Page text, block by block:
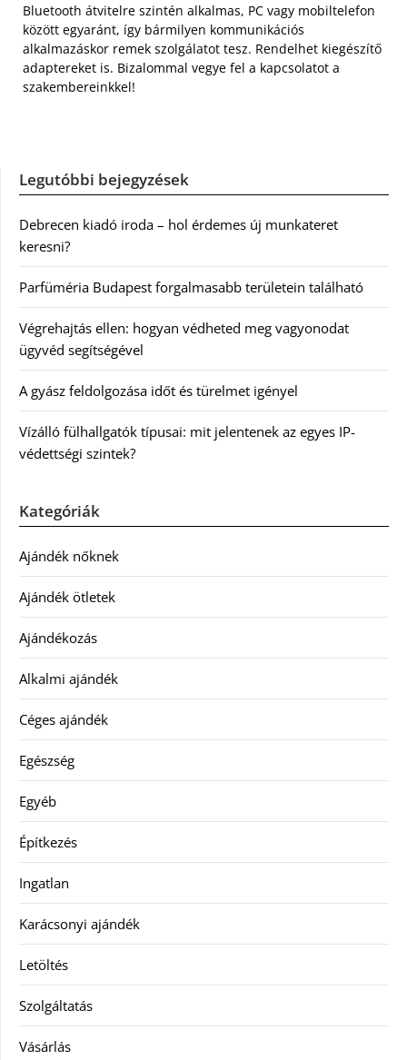
Bluetooth átvitelre szintén alkalmas, PC vagy mobiltelefon
között egyaránt, így bármilyen kommunikációs
alkalmazáskor remek szolgálatot tesz. Rendelhet kiegészítő
adaptereket is. Bizalommal vegye fel a kapcsolatot a
szakembereinkkel!
Legutóbbi bejegyzések
Debrecen kiadó iroda – hol érdemes új munkateret
keresni?
Parfüméria Budapest forgalmasabb területein található
Végrehajtás ellen: hogyan védheted meg vagyonodat
ügyvéd segítségével
A gyász feldolgozása időt és türelmet igényel
Vízálló fülhallgatók típusai: mit jelentenek az egyes IP-
védettségi szintek?
Kategóriák
Ajándék nőknek
Ajándék ötletek
Ajándékozás
Alkalmi ajándék
Céges ajándék
Egészség
Egyéb
Építkezés
Ingatlan
Karácsonyi ajándék
Letöltés
Szolgáltatás
Vásárlás